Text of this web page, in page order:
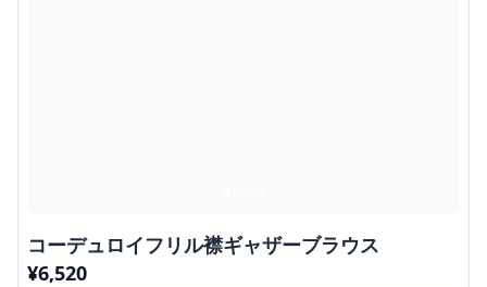
コーデュロイフリル襟ギャザーブラウス
¥6,520